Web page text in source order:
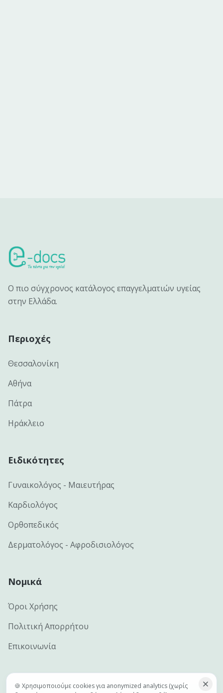
Ο πιο σύγχρονος κατάλογος επαγγελματιών υγείας
στην Ελλάδα.
Περιοχές
Θεσσαλονίκη
Αθήνα
Πάτρα
Ηράκλειο
Ειδικότητες
Γυναικολόγος - Μαιευτήρας
Καρδιολόγος
Ορθοπεδικός
Δερματολόγος - Αφροδισιολόγος
Νομικά
Όροι Χρήσης
Πολιτική Απορρήτου
Επικοινωνία
🍪 Χρησιμοποιούμε cookies για anonymized analytics (χωρίς